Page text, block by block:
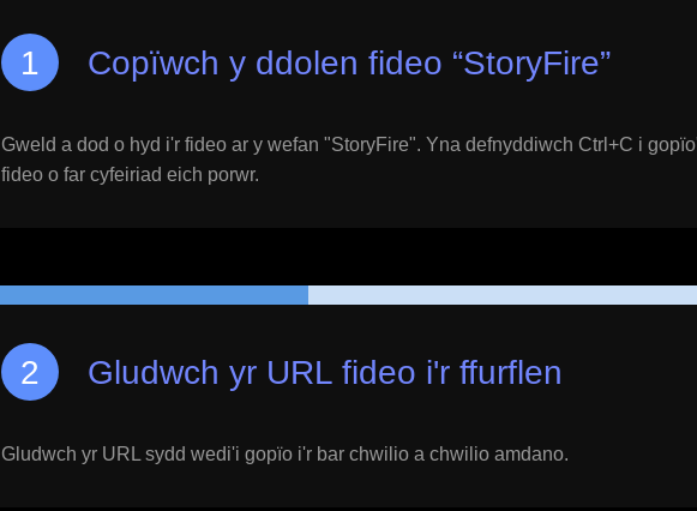
Copïwch y ddolen fideo “StoryFire”
Gweld a dod o hyd i'r fideo ar y wefan "StoryFire". Yna defnyddiwch Ctrl+C i
fideo o far cyfeiriad eich porwr.
Gludwch yr URL fideo i'r ffurflen
Gludwch yr URL sydd wedi'i gopïo i'r bar chwilio a chwilio amdano.